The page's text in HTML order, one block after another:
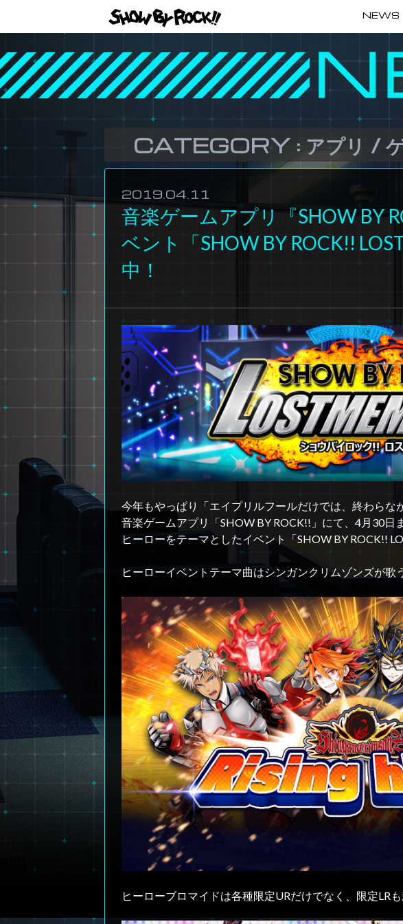
NEWS
CATEGORY : アプリ /
2019.04.11
音楽ゲームアプリ『SHOW BY
ベント「SHOW BY ROCK!!
中！
今年もやっぱり「エイプリルフールだけでは、終わらな
音楽ゲームアプリ「SHOW BY ROCK!!」にて、4月30日
ヒーローをテーマとしたイベント「SHOW BY ROCK!!
ヒーローイベントテーマ曲はシンガンクリムゾンズが歌
ヒーローブロマイドは各種限定URだけでなく、限定LR